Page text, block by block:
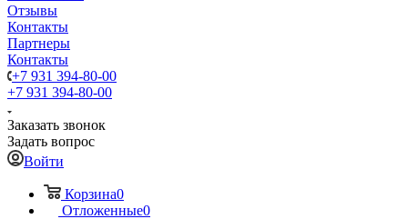
Отзывы
Контакты
Партнеры
Контакты
+7 931 394-80-00
+7 931 394-80-00
Заказать звонок
Задать вопрос
Войти
Корзина0
Отложенные0